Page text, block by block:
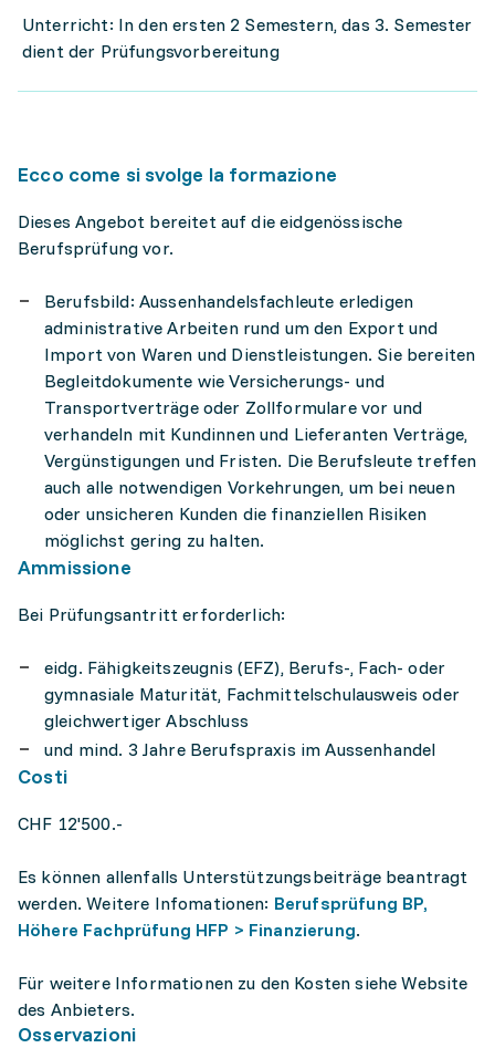
Unterricht: In den ersten 2 Semestern, das 3. Semester
dient der Prüfungsvorbereitung
Ecco come si svolge la formazione
Dieses Angebot bereitet auf die eidgenössische
Berufsprüfung vor.
Berufsbild: Aussenhandelsfachleute erledigen
administrative Arbeiten rund um den Export und
Import von Waren und Dienstleistungen. Sie bereiten
Begleitdokumente wie Versicherungs- und
Transportverträge oder Zollformulare vor und
verhandeln mit Kundinnen und Lieferanten Verträge,
Vergünstigungen und Fristen. Die Berufsleute treffen
auch alle notwendigen Vorkehrungen, um bei neuen
oder unsicheren Kunden die finanziellen Risiken
möglichst gering zu halten.
Ammissione
Bei Prüfungsantritt erforderlich:
eidg. Fähigkeitszeugnis (EFZ), Berufs-, Fach- oder
gymnasiale Maturität, Fachmittelschulausweis oder
gleichwertiger Abschluss
und mind. 3 Jahre Berufspraxis im Aussenhandel
Costi
CHF 12'500.-
Es können allenfalls Unterstützungsbeiträge beantragt
werden. Weitere Infomationen: Berufsprüfung BP,
Höhere Fachprüfung HFP > Finanzierung.
Für weitere Informationen zu den Kosten siehe Website
des Anbieters.
Osservazioni